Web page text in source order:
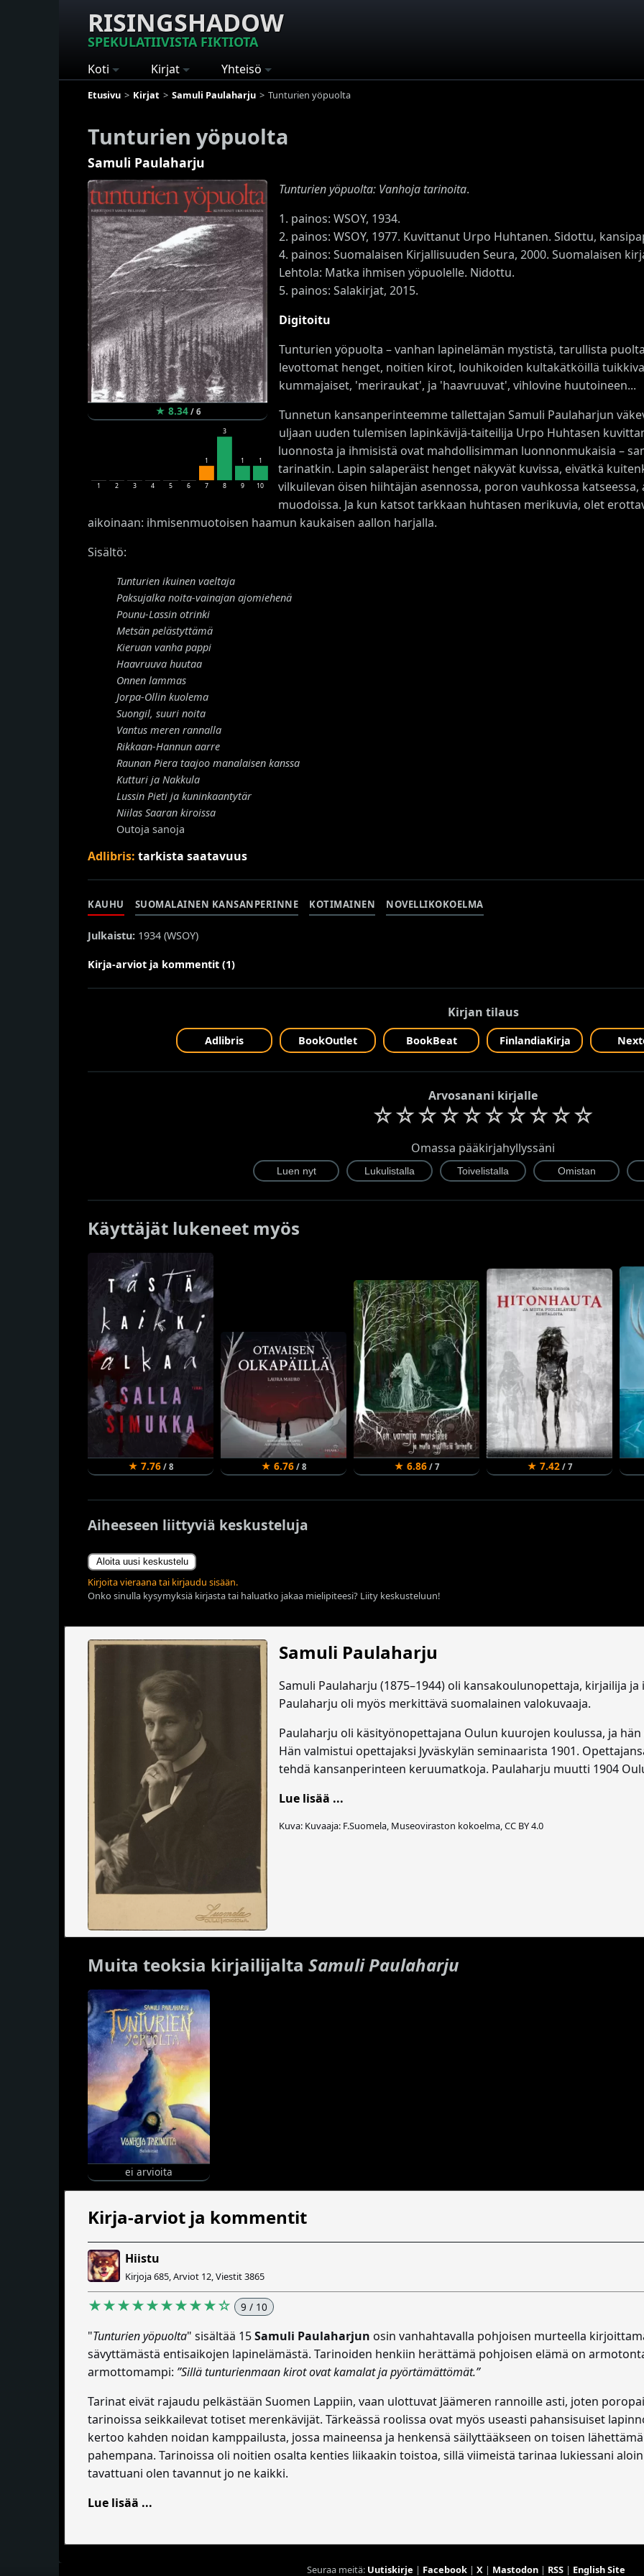
RISINGSHADOW
SPEKULATIIVISTA FIKTIOTA
Koti Kirjat Yhteisö
Etusivu Kirjat Samuli Paulaharju Tunturien yöpuolta
Tunturien yöpuolta
Samuli Paulaharju
★ 8.34/ 6
1 2 3 4 5 6
1
7
3
8
1
9
1
10
Tunturien yöpuolta: Vanhoja tarinoita.
1. painos: WSOY, 1934.
2. painos: WSOY, 1977. Kuvittanut Urpo Huhtanen. Sidottu,
4. painos: Suomalaisen Kirjallisuuden Seura, 2000. Suomalaisen
Lehtola: Matka ihmisen yöpuolelle. Nidottu.
5. painos: Salakirjat, 2015.
Digitoitu
Tunturien yöpuolta – vanhan lapinelämän mystistä, tarullista
levottomat henget, noitien kirot, louhikoiden kultakätköillä
kummajaiset, 'meriraukat', ja 'haavruuvat', vihlovine huutoineen...
Tunnetun kansanperinteemme tallettajan Samuli Paulaharjun
uljaan uuden tulemisen lapinkävijä-taiteilija Urpo Huhtasen
luonnosta ja ihmisistä ovat mahdollisimman luonnonmukaisia –
tarinatkin. Lapin salaperäist henget näkyvät kuvissa, eivätkä
vilkuilevan öisen hiihtäjän asennossa, poron vauhkossa
muodoissa. Ja kun katsot tarkkaan huhtasen merikuvia, olet
aikoinaan: ihmisenmuotoisen haamun kaukaisen aallon harjalla.
Sisältö:
Tunturien ikuinen vaeltaja
Paksujalka noita-vainajan ajomiehenä
Pounu-Lassin otrinki
Metsän pelästyttämä
Kieruan vanha pappi
Haavruuva huutaa
Onnen lammas
Jorpa-Ollin kuolema
Suongil, suuri noita
Vantus meren rannalla
Rikkaan-Hannun aarre
Raunan Piera taajoo manalaisen kanssa
Kutturi ja Nakkula
Lussin Pieti ja kuninkaantytär
Niilas Saaran kiroissa
Outoja sanoja
Adlibris: tarkista saatavuus
KAUHU SUOMALAINEN KANSANPERINNE KOTIMAINEN NOVELLIKOKOELMA
Julkaistu: 1934 (WSOY)
Kirja-arviot ja kommentit (1)
Kirjan tilaus
Adlibris BookOutlet BookBeat FinlandiaKirja
Arvosanani kirjalle
☆☆☆☆☆☆☆☆☆☆
Omassa pääkirjahyllyssäni
Käyttäjät lukeneet myös
★ 7.76 / 8 ★ 6.76 / 8 ★ 6.86 / 7 ★ 7.42 / 7
Aiheeseen liittyviä keskusteluja
Aloita uusi keskustelu
Kirjoita vieraana tai kirjaudu sisään.
Onko sinulla kysymyksiä kirjasta tai haluatko jakaa mielipiteesi? Liity keskusteluun!
Samuli Paulaharju
Samuli Paulaharju (1875–1944) oli kansakoulunopettaja, kirjailija
Paulaharju oli myös merkittävä suomalainen valokuvaaja.
Paulaharju oli käsityönopettajana Oulun kuurojen koulussa, ja
Hän valmistui opettajaksi Jyväskylän seminaarista 1901.
tehdä kansanperinteen keruumatkoja. Paulaharju muutti 1904
Lue lisää ...
Kuva: Kuvaaja: F.Suomela, Museoviraston kokoelma, CC BY 4.0
Muita teoksia kirjailijalta Samuli Paulaharju
ei arvioita
Kirja-arviot ja kommentit
Hiistu
Kirjoja 685, Arviot 12, Viestit 3865
★★★★★★★★★☆ 9 / 10
"Tunturien yöpuolta" sisältää 15Samuli Paulaharjun osin vanhahtavalla pohjoisen murteella
sävyttämästä entisaikojen lapinelämästä. Tarinoiden henkiin herättämä pohjoisen elämä on
armottomampi: ”Sillä tunturienmaan kirot ovat kamalat ja pyörtämättömät.”
Tarinat eivät rajaudu pelkästään Suomen Lappiin, vaan ulottuvat Jäämeren rannoille asti, joten
tarinoissa seikkailevat totiset merenkävijät. Tärkeässä roolissa ovat myös useasti pahansisuiset
kertoo kahden noidan kamppailusta, jossa maineensa ja henkensä säilyttääkseen on toisen
pahempana. Tarinoissa oli noitien osalta kenties liikaakin toistoa, sillä viimeistä tarinaa lukiessani
tavattuani olen tavannut jo ne kaikki.
Lue lisää ...
Seuraa meitä: Uutiskirje | Facebook| X| Mastodon| RSS| English Site